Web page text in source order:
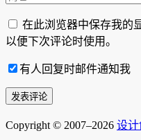
在此浏览器中保存我的
以便下次评论时使用。
有人回复时邮件通知我
Copyright © 2007–2026 设计